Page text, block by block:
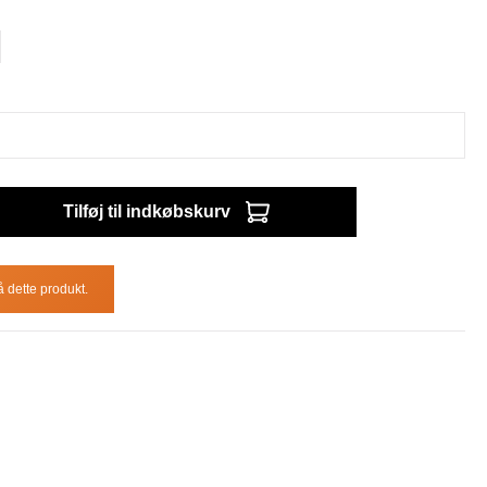
Tilføj til indkøbskurv
dette produkt.